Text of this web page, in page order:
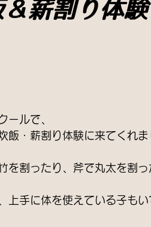
薪割り体験
ールで、
飯・薪割り体験に来てくれま
を割ったり、斧で丸太を割
上手に体を使えている子も